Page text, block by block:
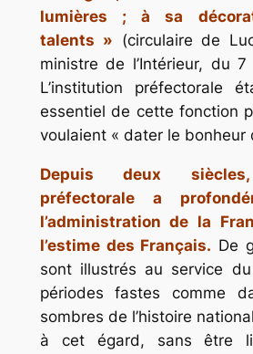
lumières ; à sa
talents » (circulaire de
ministre de l’Intérieur, du
L’institution préfectorale
essentiel de cette fonction
voulaient « dater le bonheur
Depuis deux
préfectorale a
l’administration de la
l’estime des Français. De
sont illustrés au service
périodes fastes comme
sombres de l’histoire
à cet égard, sans être